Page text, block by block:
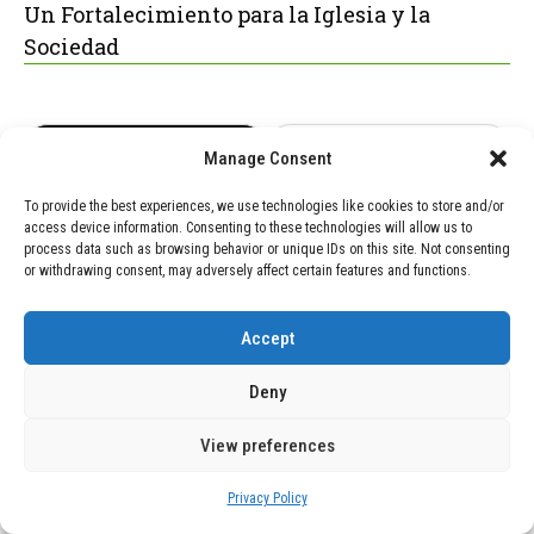
Manage Consent
To provide the best experiences, we use technologies like cookies to store and/or
access device information. Consenting to these technologies will allow us to
process data such as browsing behavior or unique IDs on this site. Not consenting
or withdrawing consent, may adversely affect certain features and functions.
Accept
Deny
View preferences
Privacy Policy
Un Fortalecimiento para la Iglesia y la
Sociedad
TECNOLOGÍA December 24, 2025
Vídeo impactante: BYD revela en
grabación cómo añadir 400 km de
Motor de 800 W, rango de 45 km y
solo 300 euros y representa una
adquisición impresionante